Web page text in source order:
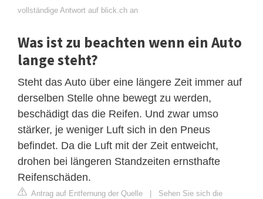
vollständige Antwort auf blick.ch an
Was ist zu beachten wenn ein Auto
lange steht?
Steht das Auto über eine längere Zeit immer auf
derselben Stelle ohne bewegt zu werden,
beschädigt das die Reifen. Und zwar umso
stärker, je weniger Luft sich in den Pneus
befindet. Da die Luft mit der Zeit entweicht,
drohen bei längeren Standzeiten ernsthafte
Reifenschäden.
Antrag auf Entfernung der Quelle
Sehen Sie sich die